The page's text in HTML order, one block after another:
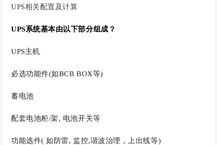
UPS相关配置及计算
UPS系统基本由以下部分组成？
UPS主机
必选功能件(如BCB BOX等)
蓄电池
配套电池柜/架, 电池开关等
功能选件( 如防雷, 监控,谐波治理，上出线等)